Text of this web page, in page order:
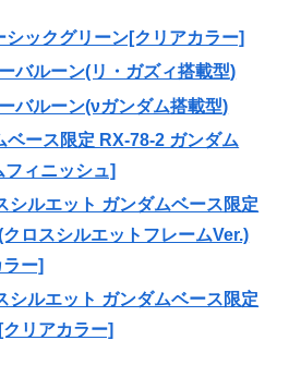
シックグリーン[クリアカラー]
バルーン(リ・ガズィ搭載型)
バルーン(νガンダム搭載型)
ベース限定 RX-78-2 ガンダム
ィニッシュ]
シルエット ガンダムベース限定
ロスシルエットフレームVer.)
ー]
シルエット ガンダムベース限定
リアカラー]